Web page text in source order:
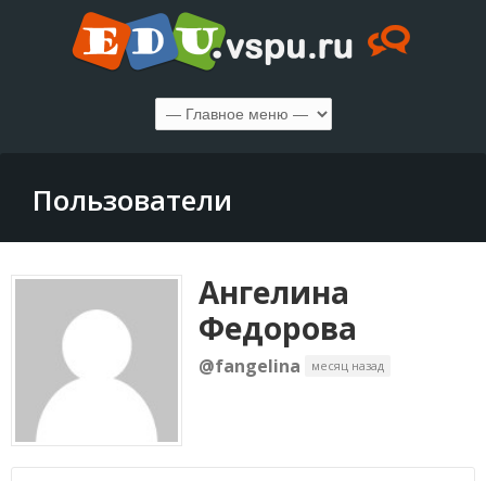
Пользователи
Ангелина
Федорова
@fangelina месяц назад